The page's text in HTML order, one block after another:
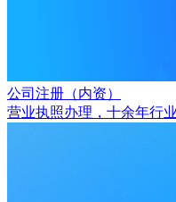
公司注册（内资）
营业执照办理，十余年行